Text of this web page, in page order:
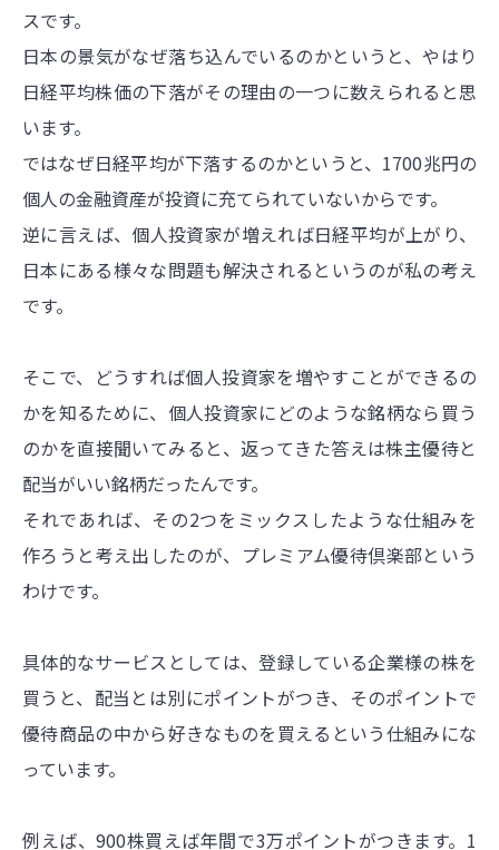
スです。
日本の景気がなぜ落ち込んでいるのかというと、やはり
日経平均株価の下落がその理由の一つに数えられると思
います。
ではなぜ日経平均が下落するのかというと、1700兆円の
個人の金融資産が投資に充てられていないからです。
逆に言えば、個人投資家が増えれば日経平均が上がり、
日本にある様々な問題も解決されるというのが私の考え
です。
そこで、どうすれば個人投資家を増やすことができるの
かを知るために、個人投資家にどのような銘柄なら買う
のかを直接聞いてみると、返ってきた答えは株主優待と
配当がいい銘柄だったんです。
それであれば、その2つをミックスしたような仕組みを
作ろうと考え出したのが、プレミアム優待倶楽部という
わけです。
具体的なサービスとしては、登録している企業様の株を
買うと、配当とは別にポイントがつき、そのポイントで
優待商品の中から好きなものを買えるという仕組みにな
っています。
例えば、900株買えば年間で3万ポイントがつきます。1